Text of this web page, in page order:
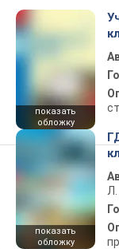
показать
обложку
показать
обложку